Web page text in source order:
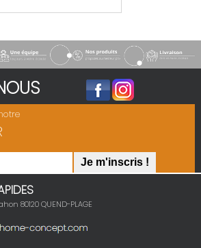
80120 QUEND-PLAGE